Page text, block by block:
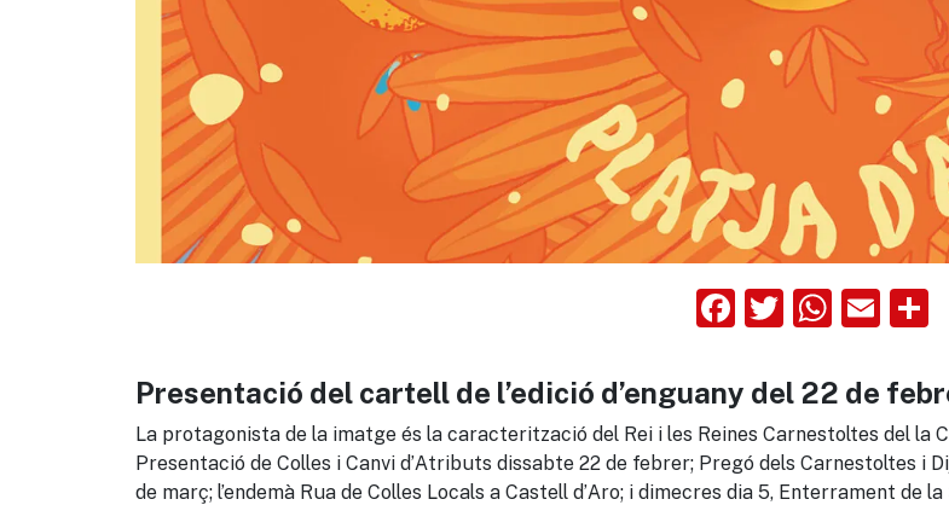
Facebook
Twitter
Presentació del cartell de l’edició d’enguany del 22 de
La protagonista de la imatge és la caracterització del Rei i les Reines Carnestoltes del la
Presentació de Colles i Canvi d’Atributs dissabte 22 de febrer; Pregó dels Carnestoltes i
de març; l’endemà Rua de Colles Locals a Castell d’Aro; i dimecres dia 5, Enterrament de